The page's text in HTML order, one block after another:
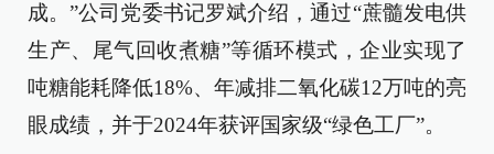
成。”公司党委书记罗斌介绍，通过“蔗髓发电供
生产、尾气回收煮糖”等循环模式，企业实现了
吨糖能耗降低18%、年减排二氧化碳12万吨的亮
眼成绩，并于2024年获评国家级“绿色工厂”。